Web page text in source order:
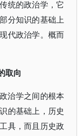
统的政治学，它
分知识的基础上
代政治学。概而
取向
治学之间的根本
的基础上，历史
具，而且历史政